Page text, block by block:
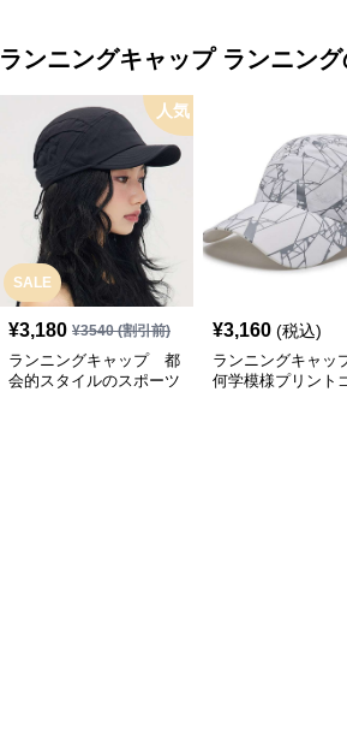
ランニングキャップ ランニング
SALE
人気
¥3,180 ¥3540(割引前)
ランニングキャップ 都
会的スタイルのスポーツ
¥3,160 (税込)
ランニングキャ
何学模様プリント